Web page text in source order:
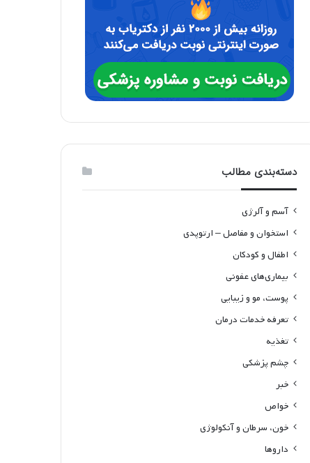
دسته‌بندی مطالب
آسم و آلرژی
استخوان و مفاصل – ارتوپدی
اطفال و کودکان
بیماری‌های عفونی
پوست، مو و زیبایی
تعرفه خدمات درمان
تغذیه
چشم پزشکی
خبر
خواص
خون، سرطان و آنکولوژی
داروها